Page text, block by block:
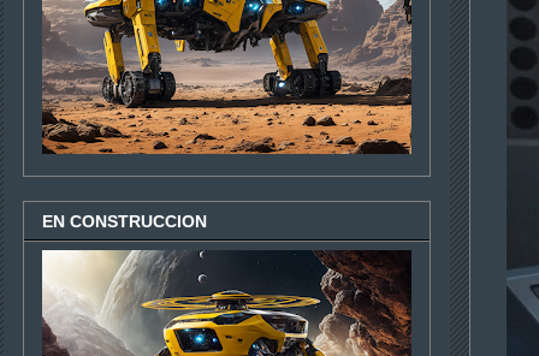
EN CONSTRUCCION